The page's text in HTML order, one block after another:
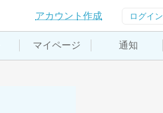
アカウント作成 ログイン
マイページ 通知